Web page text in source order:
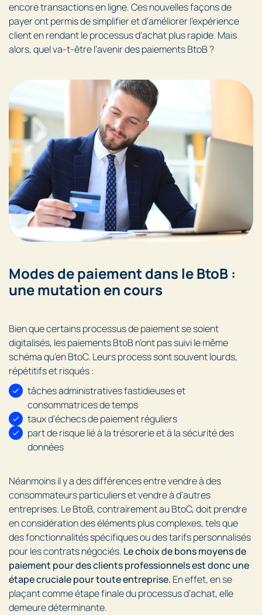
encore transactions en ligne. Ces nouvelles façons de
payer ont permis de simplifier et d’améliorer l’expérience
client en rendant le processus d’achat plus rapide. Mais
alors, quel va-t-être l’avenir des paiements BtoB ?
Modes de paiement dans le BtoB :
une mutation en cours
Bien que certains processus de paiement se soient
digitalisés, les paiements BtoB n’ont pas suivi le même
schéma qu’en BtoC. Leurs process sont souvent lourds,
répétitifs et risqués :
tâches administratives fastidieuses et
consommatrices de temps
taux d’échecs de paiement réguliers
part de risque lié à la trésorerie et à la sécurité des
données
Néanmoins il y a des différences entre vendre à des
consommateurs particuliers et vendre à d’autres
entreprises. Le BtoB, contrairement au BtoC, doit prendre
en considération des éléments plus complexes, tels que
des fonctionnalités spécifiques ou des tarifs personnalisés
pour les contrats négociés. Le choix de bons moyens de
paiement pour des clients professionnels est donc une
étape cruciale pour toute entreprise. En effet, en se
plaçant comme étape finale du processus d’achat, elle
demeure déterminante.